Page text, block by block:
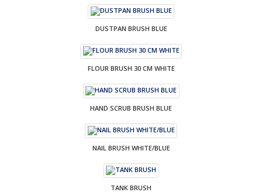
DUSTPAN BRUSH BLUE
FLOUR BRUSH 30 CM WHITE
HAND SCRUB BRUSH BLUE
NAIL BRUSH WHITE/BLUE
TANK BRUSH